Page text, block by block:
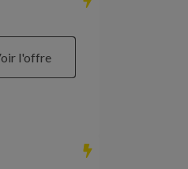
l'offre